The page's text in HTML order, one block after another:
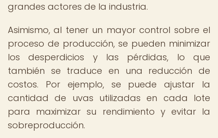
grandes actores de la industria.
Asimismo, al tener un mayor control sobre el
proceso de producción, se pueden minimizar
los desperdicios y las pérdidas, lo que
también se traduce en una reducción de
costos. Por ejemplo, se puede ajustar la
cantidad de uvas utilizadas en cada lote
para maximizar su rendimiento y evitar la
sobreproducción.